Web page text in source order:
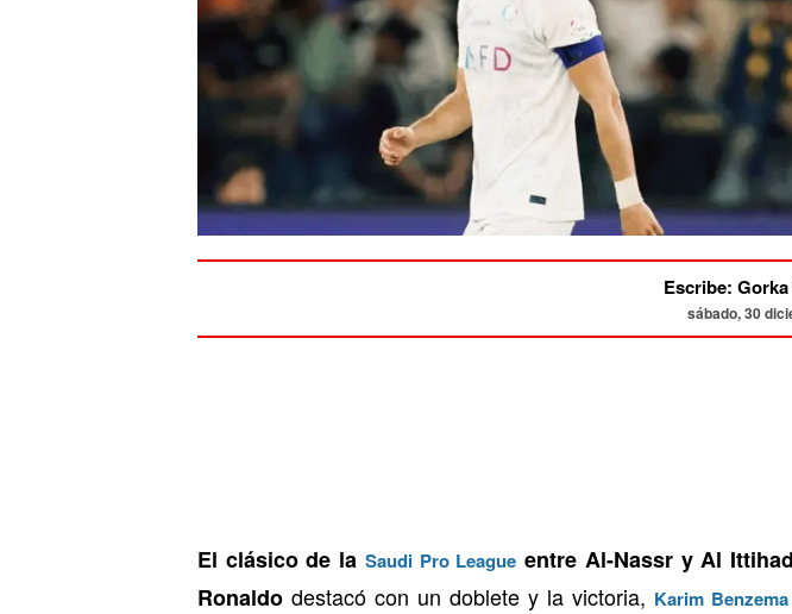
Escribe:
sábado, 30
El clásico de la Saudi Pro League entre Al-Nassr y Al Ittihad
Ronaldo destacó con un doblete y la victoria, Karim Benzema